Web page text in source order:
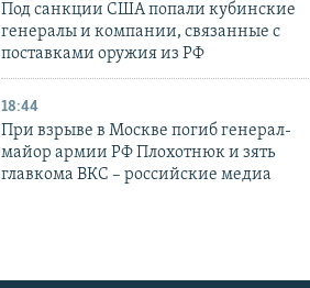
Под санкции США попали кубинские
генералы и компании, связанные с
поставками оружия из РФ
18:44
При взрыве в Москве погиб генерал-
майор армии РФ Плохотнюк и зять
главкома ВКС – российские медиа